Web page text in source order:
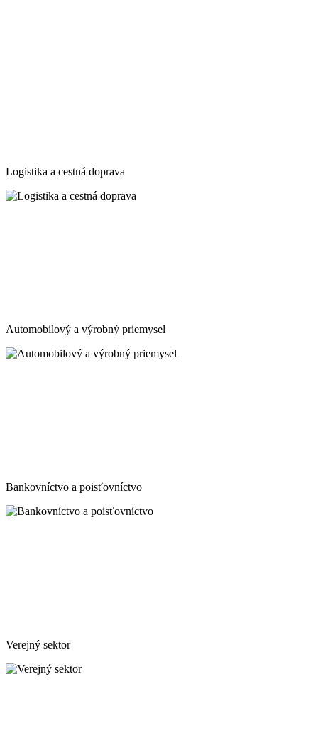
Logistika a cestná doprava
Automobilový a výrobný priemysel
Bankovníctvo a poisťovníctvo
Verejný sektor